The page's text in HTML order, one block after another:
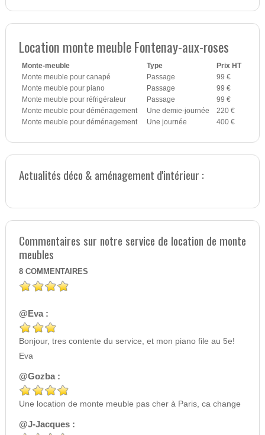
Location monte meuble Fontenay-aux-roses
Monte-meuble Type
Prix HT
Monte meuble pour canapé
Passage
99 €
Monte meuble pour piano
Passage
99 €
Monte meuble pour réfrigérateur
Passage
99 €
Monte meuble pour déménagement
Une demie-journée
220 €
Monte meuble pour déménagement
Une journée 400 €
Actualités déco & aménagement d'intérieur :
Commentaires sur notre service de location de monte
meubles
8 COMMENTAIRES
@Eva :
Bonjour, tres contente du service, et mon piano file au 5e!
Eva
@Gozba :
Une location de monte meuble pas cher à Paris, ca change
@J-Jacques :